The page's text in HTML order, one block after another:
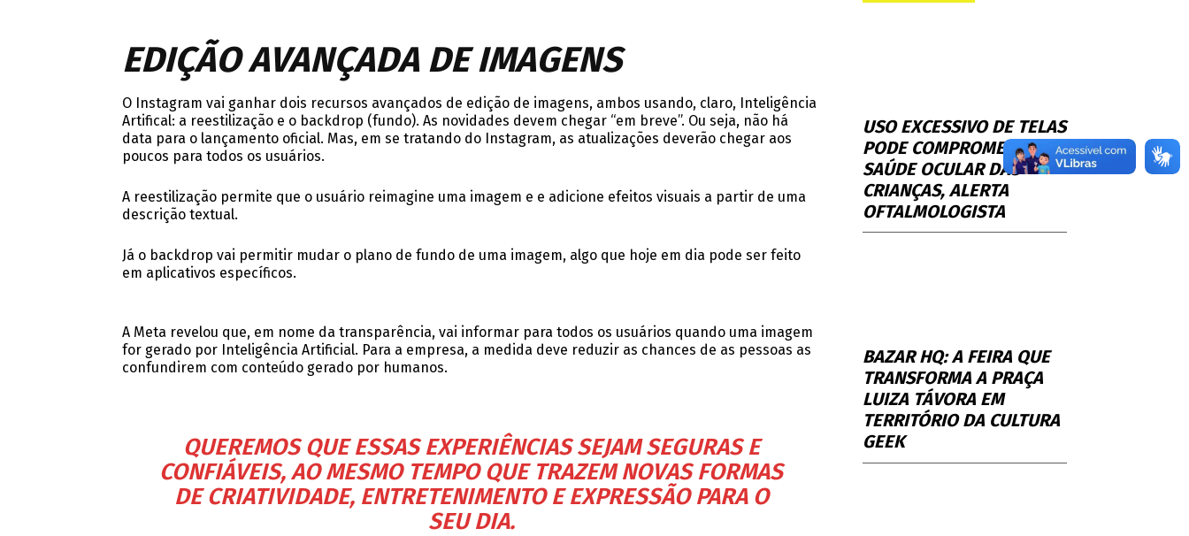
EDIÇÃO AVANÇADA DE IMAGENS
O Instagram vai ganhar dois recursos avançados de edição de imagens, ambos usando, claro, Inteligência
Artifical: a reestilização e o backdrop (fundo). As novidades devem chegar “em breve”. Ou seja, não há
data para o lançamento oficial. Mas, em se tratando do Instagram, as atualizações deverão chegar aos
poucos para todos os usuários.
A reestilização permite que o usuário reimagine uma imagem e e adicione efeitos visuais a partir de uma
descrição textual.
Já o backdrop vai permitir mudar o plano de fundo de uma imagem, algo que hoje em dia pode ser feito
em aplicativos específicos.
A Meta revelou que, em nome da transparência, vai informar para todos os usuários quando uma imagem
for gerado por Inteligência Artificial. Para a empresa, a medida deve reduzir as chances de as pessoas as
confundirem com conteúdo gerado por humanos.
QUEREMOS QUE ESSAS EXPERIÊNCIAS SEJAM SEGURAS E
CONFIÁVEIS, AO MESMO TEMPO QUE TRAZEM NOVAS FORMAS
DE CRIATIVIDADE, ENTRETENIMENTO E EXPRESSÃO PARA O
SEU DIA.
USO EXCESSIVO DE TELAS
PODE COMPROMETER A
SAÚDE OCULAR DAS
CRIANÇAS, ALERTA
OFTALMOLOGISTA
BAZAR HQ: A FEIRA QUE
TRANSFORMA A PRAÇA
LUIZA TÁVORA EM
TERRITÓRIO DA CULTURA
GEEK